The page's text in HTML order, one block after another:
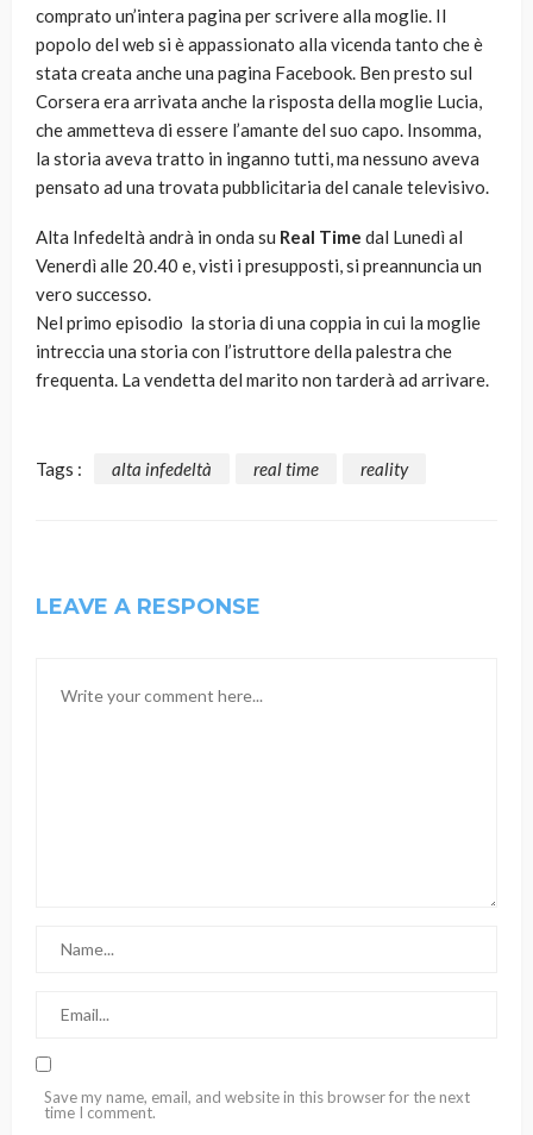
comprato un’intera pagina per scrivere alla moglie. Il
popolo del web si è appassionato alla vicenda tanto che è
stata creata anche una pagina Facebook. Ben presto sul
Corsera era arrivata anche la risposta della moglie Lucia,
che ammetteva di essere l’amante del suo capo. Insomma,
la storia aveva tratto in inganno tutti, ma nessuno aveva
pensato ad una trovata pubblicitaria del canale televisivo.
Alta Infedeltà andrà in onda su Real Time dal Lunedì al
Venerdì alle 20.40 e, visti i presupposti, si preannuncia un
vero successo.
Nel primo episodio la storia di una coppia in cui la moglie
intreccia una storia con l’istruttore della palestra che
frequenta. La vendetta del marito non tarderà ad arrivare.
Tags : alta infedeltà real time reality
LEAVE A RESPONSE
Save my name, email, and website in this browser for the next
time I comment.